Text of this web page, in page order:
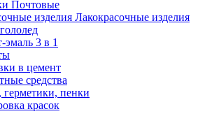
Почтовые
Лакокрасочные изделия
эмаль 3 в 1
в цемент
средства
герметики, пенки
красок